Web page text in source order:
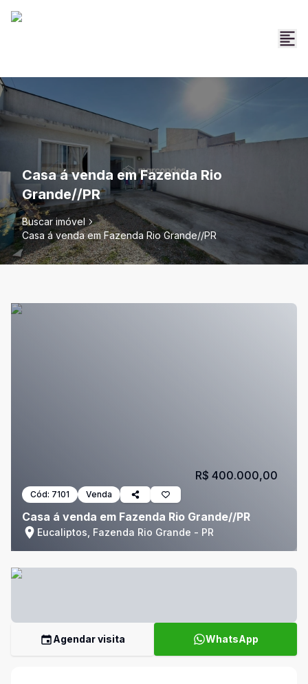
Casa á venda em Fazenda Rio
Grande//PR
Buscar imóvel
Casa á venda em Fazenda Rio Grande//PR
Cód: 7101 Venda
Casa á venda em Fazenda Rio Grande//PR
Eucaliptos, Fazenda Rio Grande - PR
R$ 400.000,00
Agendar visita WhatsApp